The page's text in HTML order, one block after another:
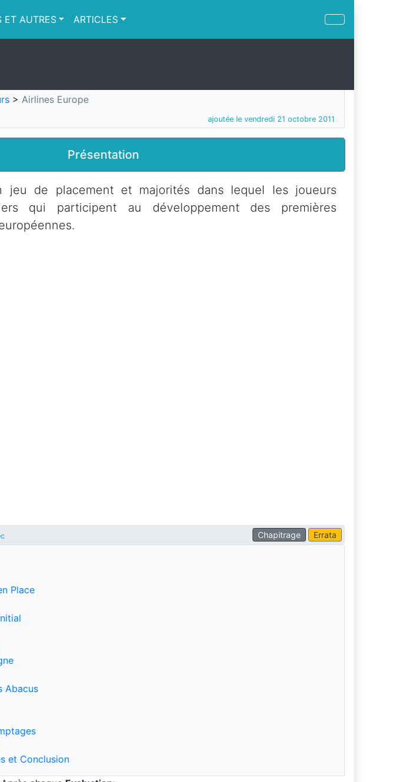
ET AUTRES ARTICLES
> Airlines Europe
ajoutée le vendredi 21 octobre 2011
Présentation
jeu de placement et majorités dans lequel les joueurs
qui participent au développement des premières
Errata
Chapitrage
Place
Abacus
et Conclusion